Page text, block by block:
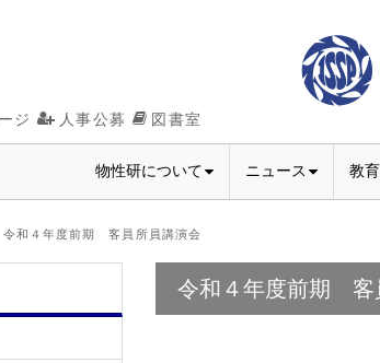
ジ 人事公募 図書室
物性研について ニュース 教
和４年度前期 客員所員講演会
令和４年度前期 客